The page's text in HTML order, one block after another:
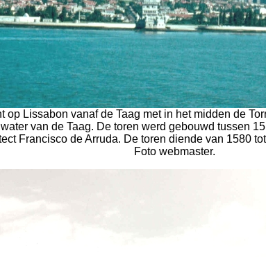
op Lissabon vanaf de Taag met in het midden de
van de Taag. De toren werd gebouwd tussen
Francisco de Arruda. De toren diende van 1580
Foto webmaster.